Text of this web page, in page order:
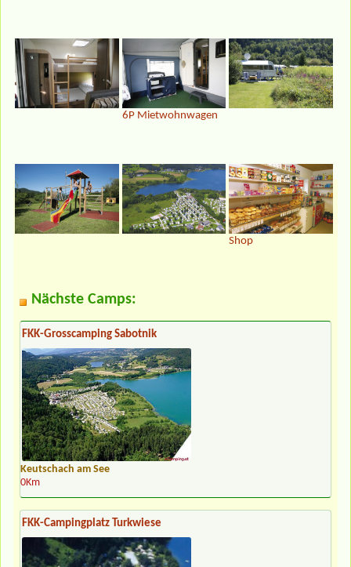
6P Mietwohnwagen
Shop
Nächste Camps:
FKK-Grosscamping Sabotnik
Keutschach am See
0Km
FKK-Campingplatz Turkwiese